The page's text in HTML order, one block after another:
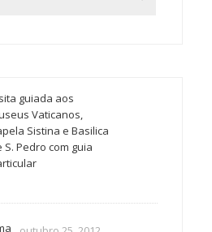
guiada aos
Vaticanos,
Sistina e Basilica
S. Pedro com guia